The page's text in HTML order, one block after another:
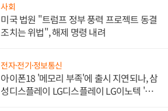
사회
미국 법원 "트럼프 정부 풍력 프로젝트 동결
조치는 위법", 해제 명령 내려
전자·전기·정보통신
아이폰18 '메모리 부족'에 출시 지연되나, 삼
성디스플레이 LG디스플레이 LG이노텍 '탈